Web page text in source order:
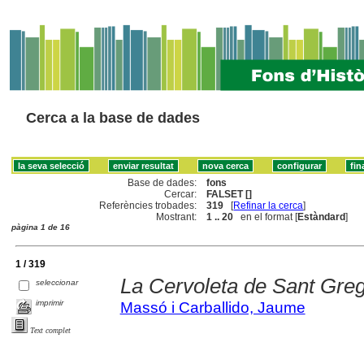
Cerca a la base de dades
Base de dades:
fons
Cercar:
FALSET []
Referències trobades:
319 [Refinar la cerca]
Mostrant:
1 .. 20 en el format [Estàndard]
pàgina 1 de 16
1 / 319
seleccionar
imprimir
Text complet
La Cervoleta de Sant
Massó i Carballido, Jaume